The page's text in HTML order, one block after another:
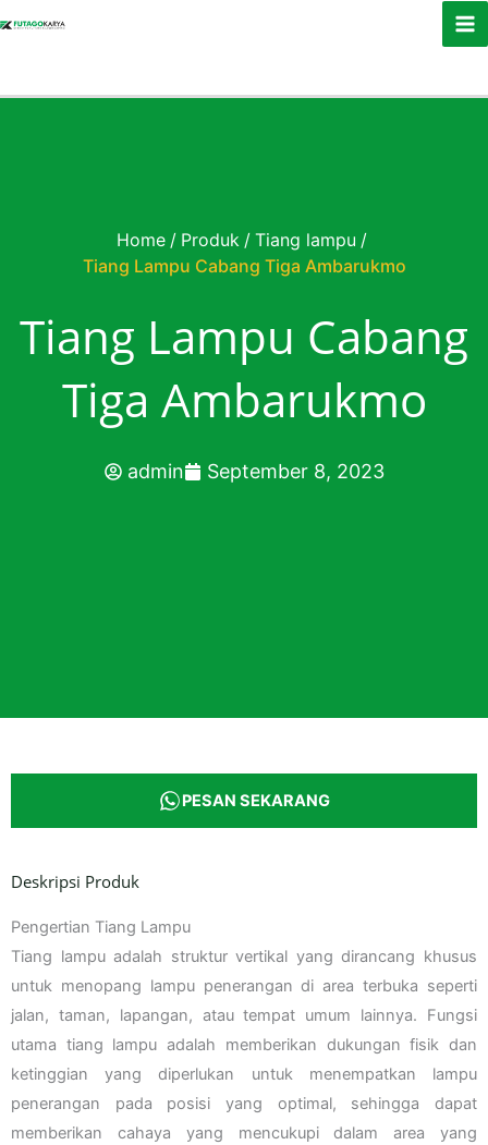
Home / Produk / Tiang lampu /
Tiang Lampu Cabang Tiga Ambarukmo
Tiang Lampu Cabang
Tiga Ambarukmo
admin September 8, 2023
PESAN SEKARANG
Deskripsi Produk
Pengertian Tiang Lampu
Tiang lampu adalah struktur vertikal yang dirancang khusus
untuk menopang lampu penerangan di area terbuka seperti
jalan, taman, lapangan, atau tempat umum lainnya. Fungsi
utama tiang lampu adalah memberikan dukungan fisik dan
ketinggian yang diperlukan untuk menempatkan lampu
penerangan pada posisi yang optimal, sehingga dapat
memberikan cahaya yang mencukupi dalam area yang